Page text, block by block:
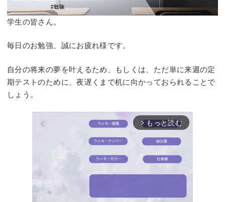
学生の皆さん。
毎日のお勉強、誠にお疲れ様です。
自分の将来の夢を叶えるため、もしくは、ただ単に来週の定
期テストのために、夜遅くまで机に向かっておられることで
しょう。
arrow_forward_ios もっと読む